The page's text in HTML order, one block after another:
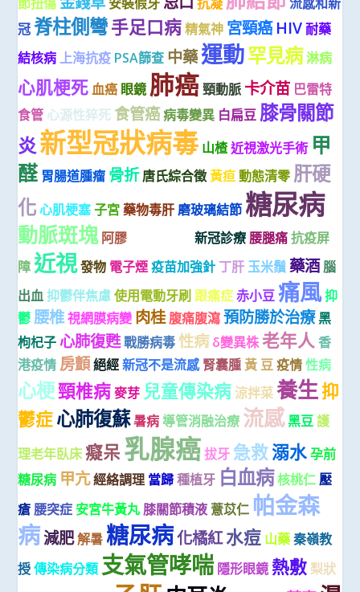
冠 脊柱側彎手足口病 精氣神 宮頸癌 HIV 耐藥
結核病 上海抗疫 PSA篩查 中藥運動罕見病淋病
心肌梗死 血癌 眼鏡 肺癌 頸動脈 卡介苗 巴雷特
食管 心源性猝死 食管癌病毒變異 白扁豆 膝骨關節
炎新型冠狀病毒 山楂 近視激光手術 甲
醛 胃腸道腫瘤 骨折唐氏綜合徵黃疸 動態清零 肝硬
化 心肌梗塞 子宮 藥物毒肝 磨玻璃結節 糖尿病
動脈斑塊 阿膠 新冠診療 腰腿痛 抗疫屏
障 近視發物 電子煙 疫苗加強針 丁肝 玉米鬚 藥酒腦
出血 抑鬱伴焦慮 使用電動牙刷 跟痛症 赤小豆 痛風抑
鬱 腰椎 視網膜病變 肉桂 腹痛腹瀉 預防勝於治療黑
枸杞子 心肺復甦戰勝病毒 性病 δ變異株老年人 香
港疫情 房顫絕經 新冠不是流感 腎囊腫 黃 豆 疫情 性病
心梗頸椎病 麥芽 兒童傳染病 涼拌菜 養生抑
鬱症心肺復蘇暑病 導管消融治療 流感黑豆 護
理老年臥床 癡呆 乳腺癌 拔牙 急救溺水 孕前
糖尿病 甲亢經絡調理 當歸 種植牙 白血病核桃仁 壓
瘡 腰突症 安宮牛黃丸 膝關節積液 薏苡仁 帕金森
病減肥解暑 糖尿病化橘紅水痘 山藥 秦嶺教
授 傳染病分類 支氣管哮喘 隱形眼鏡 熱敷 梨狀